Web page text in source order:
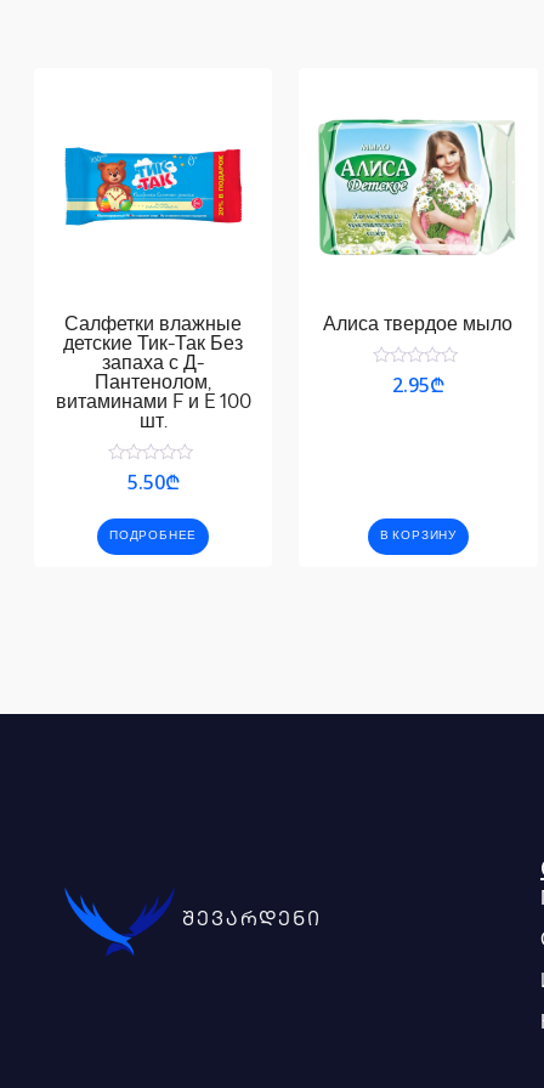
Салфетки влажные
детские Тик-Так Без
запаха с Д-
Пантенолом,
витаминами F и E 100
шт.
Оценка
5
5.50₾
ПОДРОБНЕЕ
Алиса твердое мыло
Оценка
2.95₾
В КОРЗИНУ
შევარდენი